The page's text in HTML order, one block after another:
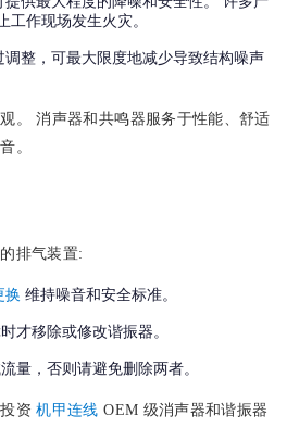
工作现场发生火灾。
调整，可最大限度地减少导致结构噪声
。 消声器和共鸣器服务于性能、舒适
。
排气装置:
换 维持噪音和安全标准。
才移除或修改谐振器。
量，否则请避免删除两者。
投资机甲连线 OEM 级消声器和谐振器